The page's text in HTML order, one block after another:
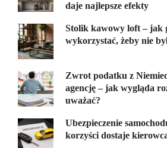
daje najlepsze efekty
Stolik kawowy loft – jak
wykorzystać, żeby nie
Zwrot podatku z
agencję – jak wygląda
uważać?
Ubezpieczenie
korzyści dostaje